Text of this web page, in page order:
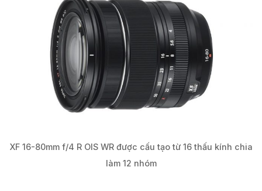
XF 16-80mm f/4 R OIS WR được cấu tạo từ 16 thấu kính chia
làm 12 nhóm